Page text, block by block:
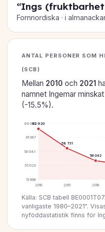
“Ings
Fornnordiska · i
ANTAL PERSONER SOM
(SCB)
Mellan 2010 och 2021
namnet Ingemar
(-15.5%).
51 996
55 020
58 043
61 067
64 09062 920
2010
58 731
2015
56 042
2018
Källa: SCB tabell
vanligaste 1980–2021".
nyföddastatistik finns för